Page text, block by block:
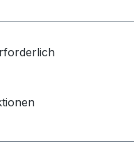
Line